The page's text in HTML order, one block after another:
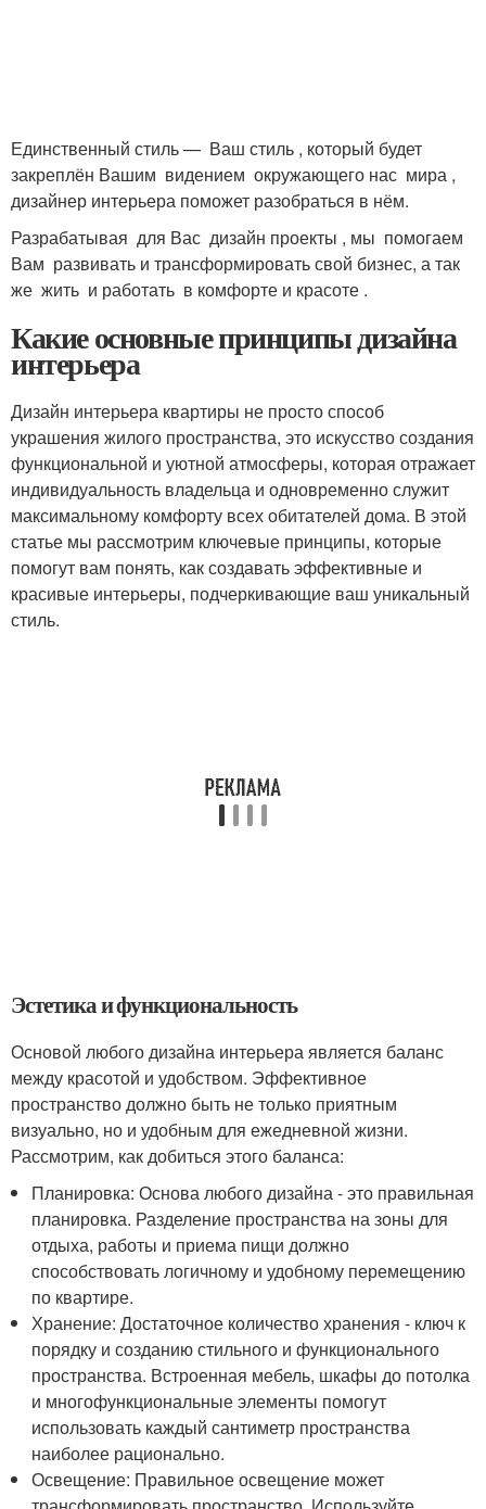
Единственный стиль — Ваш стиль , который будет
закреплён Вашим видением окружающего нас мира ,
дизайнер интерьера поможет разобраться в нём.
Разрабатывая для Вас дизайн проекты , мы помогаем
Вам развивать и трансформировать свой бизнес, а так
же жить и работать в комфорте и красоте .
Какие основные принципы дизайна
интерьера
Дизайн интерьера квартиры не просто способ
украшения жилого пространства, это искусство создания
функциональной и уютной атмосферы, которая отражает
индивидуальность владельца и одновременно служит
максимальному комфорту всех обитателей дома. В этой
статье мы рассмотрим ключевые принципы, которые
помогут вам понять, как создавать эффективные и
красивые интерьеры, подчеркивающие ваш уникальный
стиль.
Эстетика и функциональность
Основой любого дизайна интерьера является баланс
между красотой и удобством. Эффективное
пространство должно быть не только приятным
визуально, но и удобным для ежедневной жизни.
Рассмотрим, как добиться этого баланса:
Планировка: Основа любого дизайна - это правильная
планировка. Разделение пространства на зоны для
отдыха, работы и приема пищи должно
способствовать логичному и удобному перемещению
по квартире.
Хранение: Достаточное количество хранения - ключ к
порядку и созданию стильного и функционального
пространства. Встроенная мебель, шкафы до потолка
и многофункциональные элементы помогут
использовать каждый сантиметр пространства
наиболее рационально.
Освещение: Правильное освещение может